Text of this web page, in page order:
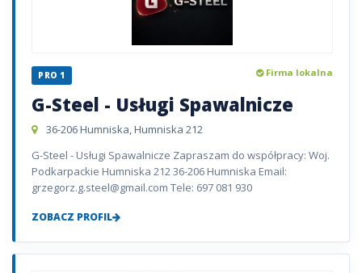
PRO 1 Firma lokalna
G-Steel - Usługi Spawalnicze
36-206 Humniska, Humniska 212
G-Steel - Usługi Spawalnicze Zapraszam do współpracy: Woj.
Podkarpackie Humniska 212 36-206 Humniska Email:
grzegorz.g.steel@gmail.com Tele: 697 081 930
ZOBACZ PROFIL